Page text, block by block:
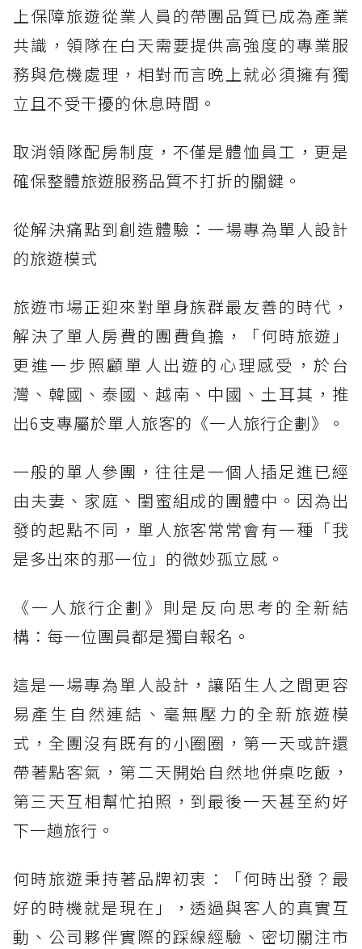
上保障旅遊從業人員的帶團品質已成為產業
共識，領隊在白天需要提供高強度的專業服
務與危機處理，相對而言晚上就必須擁有獨
立且不受干擾的休息時間。
取消領隊配房制度，不僅是體恤員工，更是
確保整體旅遊服務品質不打折的關鍵。
從解決痛點到創造體驗：一場專為單人設計
的旅遊模式
旅遊市場正迎來對單身族群最友善的時代，
解決了單人房費的團費負擔，「何時旅遊」
更進一步照顧單人出遊的心理感受，於台
灣、韓國、泰國、越南、中國、土耳其，推
出6支專屬於單人旅客的《一人旅行企劃》。
一般的單人參團，往往是一個人插足進已經
由夫妻、家庭、閨蜜組成的團體中。因為出
發的起點不同，單人旅客常常會有一種「我
是多出來的那一位」的微妙孤立感。
《一人旅行企劃》則是反向思考的全新結
構：每一位團員都是獨自報名。
這是一場專為單人設計，讓陌生人之間更容
易產生自然連結、毫無壓力的全新旅遊模
式，全團沒有既有的小圈圈，第一天或許還
帶著點客氣，第二天開始自然地併桌吃飯，
第三天互相幫忙拍照，到最後一天甚至約好
下一趟旅行。
何時旅遊秉持著品牌初衷：「何時出發？最
好的時機就是現在」，透過與客人的真實互
動、公司夥伴實際的踩線經驗、密切關注市